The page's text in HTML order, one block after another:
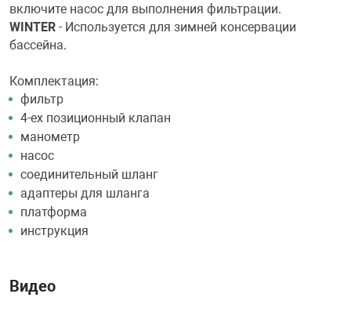
включите насос для выполнения фильтрации.
WINTER - Используется для зимней консервации
бассейна.
Комплектация:
фильтр
4-ех позиционный клапан
манометр
насос
соединительный шланг
адаптеры для шланга
платформа
инструкция
Видео